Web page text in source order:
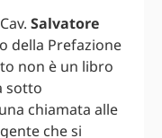
Salvatore
della Prefazione
non è un libro
sotto
chiamata alle
che si